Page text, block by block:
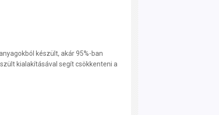
készült, akár 95%-ban
kialakításával segít csökkenteni a